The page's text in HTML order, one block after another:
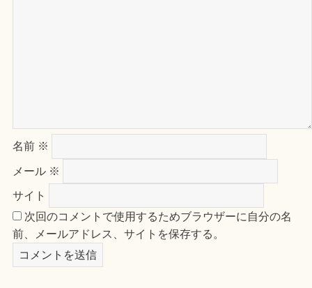
名前 ※
メール ※
サイト
次回のコメントで使用するためブラウザーに自分の名
前、メールアドレス、サイトを保存する。